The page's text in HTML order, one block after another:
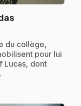
.
du collège,
pour lui
Lucas, dont